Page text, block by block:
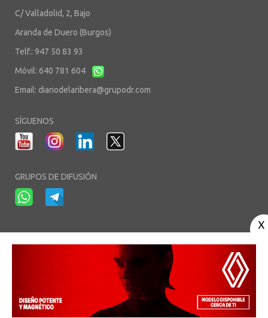
C/ Valladolid, 2, Bajo
Aranda de Duero (Burgos)
Telf.: 947 50 83 93
Móvil: 640 781 604
Email: diariodelaribera@grupodr.com
SÍGUENOS
GRUPOS DE DIFUSIÓN
Aviso Legal - Política de Privacidad -Política de Cookies Área privada